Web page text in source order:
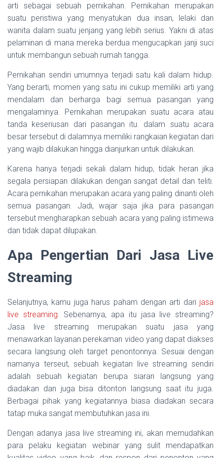
arti sebagai sebuah pernikahan. Pernikahan merupakan
suatu peristiwa yang menyatukan dua insan, lelaki dan
wanita dalam suatu jenjang yang lebih serius. Yakni di atas
pelaminan di mana mereka berdua mengucapkan janji suci
untuk membangun sebuah rumah tangga.
Pernikahan sendiri umumnya terjadi satu kali dalam hidup.
Yang berarti, momen yang satu ini cukup memiliki arti yang
mendalam dan berharga bagi semua pasangan yang
mengalaminya. Pernikahan merupakan suatu acara atau
tanda keseriusan dari pasangan itu. dalam suatu acara
besar tersebut di dalamnya memiliki rangkaian kegiatan dari
yang wajib dilakukan hingga dianjurkan untuk dilakukan.
Karena hanya terjadi sekali dalam hidup, tidak heran jika
segala persiapan dilakukan dengan sangat detail dan teliti.
Acara pernikahan merupakan acara yang paling dinanti oleh
semua pasangan. Jadi, wajar saja jika para pasangan
tersebut mengharapkan sebuah acara yang paling istimewa
dan tidak dapat dilupakan.
Apa Pengertian Dari Jasa Live
Streaming
Selanjutnya, kamu juga harus paham dengan arti dari jasa
live streaming . Sebenarnya, apa itu jasa live streaming?
Jasa live streaming merupakan suatu jasa yang
menawarkan layanan perekaman video yang dapat diakses
secara langsung oleh target penontonnya. Sesuai dengan
namanya terseut, sebuah kegiatan live streaming sendiri
adalah sebuah kegiatan berupa siaran langsung yang
diadakan dan juga bisa ditonton langsung saat itu juga.
Berbagai pihak yang kegiatannya biasa diadakan secara
tatap muka sangat membutuhkan jasa ini.
Dengan adanya jasa live streaming ini, akan memudahkan
para pelaku kegiatan webinar yang sulit mendapatkan